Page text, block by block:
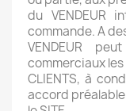
du VENDEUR
commande. A
VENDEUR
commerciaux
CLIENTS, à
accord